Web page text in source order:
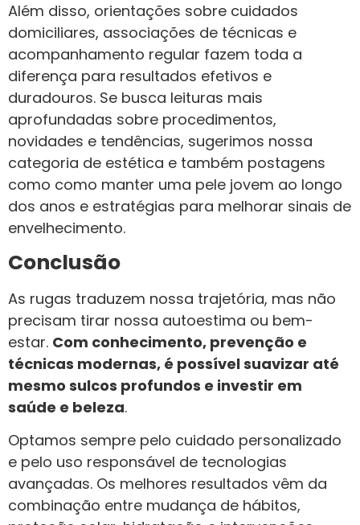
Além disso, orientações sobre cuidados
domiciliares, associações de técnicas e
acompanhamento regular fazem toda a
diferença para resultados efetivos e
duradouros. Se busca leituras mais
aprofundadas sobre procedimentos,
novidades e tendências, sugerimos nossa
categoria de estética e também postagens
como como manter uma pele jovem ao longo
dos anos e estratégias para melhorar sinais de
envelhecimento.
Conclusão
As rugas traduzem nossa trajetória, mas não
precisam tirar nossa autoestima ou bem-
estar. Com conhecimento, prevenção e
técnicas modernas, é possível suavizar até
mesmo sulcos profundos e investir em
saúde e beleza.
Optamos sempre pelo cuidado personalizado
e pelo uso responsável de tecnologias
avançadas. Os melhores resultados vêm da
combinação entre mudança de hábitos,